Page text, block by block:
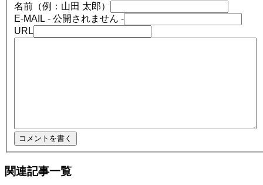
名前（例：山田 太郎）
E-MAIL - 公開されません -
URL
関連記事一覧